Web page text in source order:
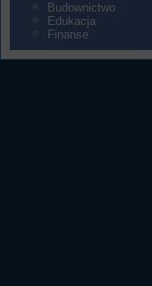
Budownictwo
Edukacja
Finanse